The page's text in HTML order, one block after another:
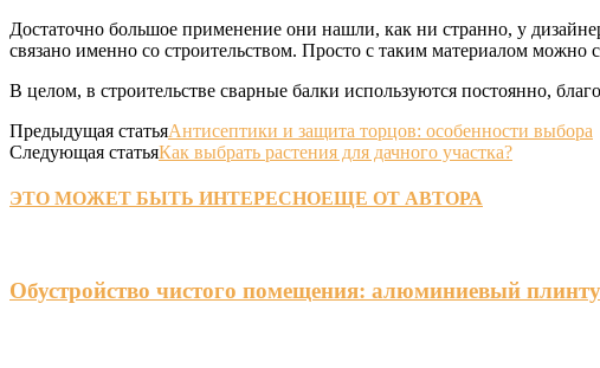
Достаточно большое применение они нашли, как ни странно, у
связано именно со строительством. Просто с таким материалом
В целом, в строительстве сварные балки используются постоянно,
Предыдущая статьяАнтисептики и защита торцов: особенности выбора
Следующая статьяКак выбрать растения для дачного участка?
ЭТО МОЖЕТ БЫТЬ ИНТЕРЕСНОЕЩЕ ОТ АВТОРА
Обустройство чистого помещения: алюминиевый